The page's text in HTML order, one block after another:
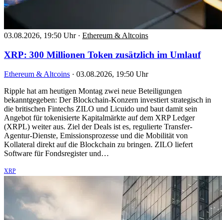
03.08.2026, 19:50 Uhr · Ethereum & Altcoins
XRP: 300 Millionen Token zusätzlich im Umlauf
Ethereum & Altcoins · 03.08.2026, 19:50 Uhr
Ripple hat am heutigen Montag zwei neue Beteiligungen
bekanntgegeben: Der Blockchain-Konzern investiert strategisch in
die britischen Fintechs ZILO und Licuido und baut damit sein
Angebot für tokenisierte Kapitalmärkte auf dem XRP Ledger
(XRPL) weiter aus. Ziel der Deals ist es, regulierte Transfer-
Agentur-Dienste, Emissionsprozesse und die Mobilität von
Kollateral direkt auf die Blockchain zu bringen. ZILO liefert
Software für Fondsregister und…
XRP